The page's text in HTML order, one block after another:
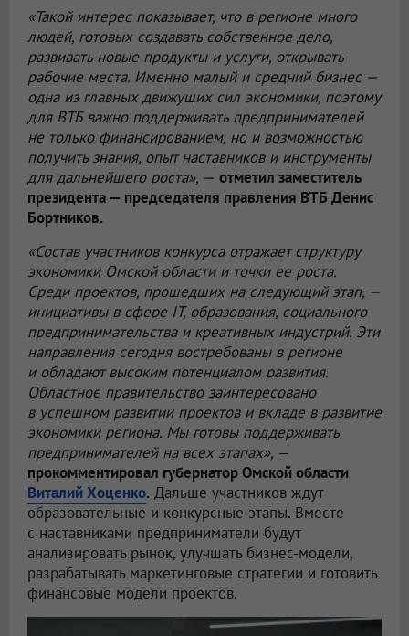
«Такой интерес показывает, что в регионе много
людей, готовых создавать собственное дело,
развивать новые продукты и услуги, открывать
рабочие места. Именно малый и средний бизнес —
одна из главных движущих сил экономики, поэтому
для ВТБ важно поддерживать предпринимателей
не только финансированием, но и возможностью
получить знания, опыт наставников и инструменты
для дальнейшего роста», — отметил заместитель
президента — председателя правления ВТБ Денис
Бортников.
«Состав участников конкурса отражает структуру
экономики Омской области и точки ее роста.
Среди проектов, прошедших на следующий этап, —
инициативы в сфере IT, образования, социального
предпринимательства и креативных индустрий. Эти
направления сегодня востребованы в регионе
и обладают высоким потенциалом развития.
Областное правительство заинтересовано
в успешном развитии проектов и вкладе в развитие
экономики региона. Мы готовы поддерживать
предпринимателей на всех этапах», —
прокомментировал губернатор Омской области
Виталий Хоценко. Дальше участников ждут
образовательные и конкурсные этапы. Вместе
с наставниками предприниматели будут
анализировать рынок, улучшать бизнес-модели,
разрабатывать маркетинговые стратегии и готовить
финансовые модели проектов.